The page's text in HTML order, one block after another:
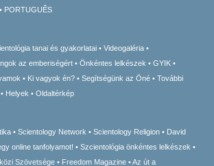
PORTUGUÊS
tanai és gyakorlatai
Videogaléria
az emberiségért Önkéntes lelkészek
GYIK
Ki vagyok én? Segítségünk az Öné
További
Helyek Oldaltérkép
Scientology Network Scientology Religion
David
online tanfolyamot!
Szcientológia önkéntes lelkészek
Szövetsége
Freedom Magazine Az út a